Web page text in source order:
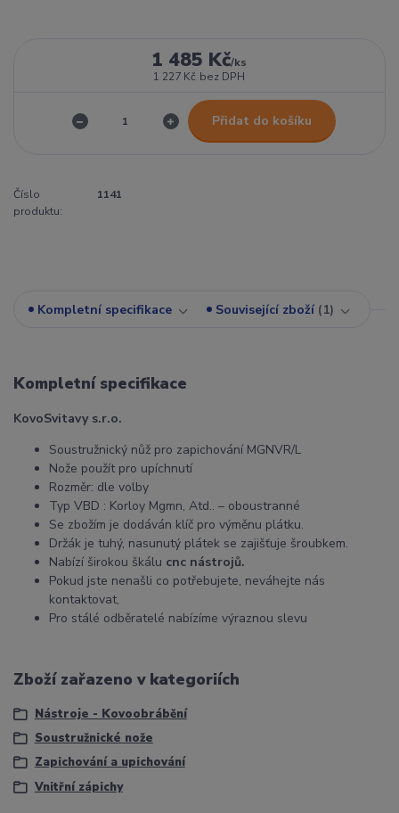
1 485 Kč/ks
1 227 Kč bez DPH
Přidat do košíku
Číslo
produktu:
1141
Kompletní specifikace Související zboží 1
Kompletní specifikace
KovoSvitavy s.r.o.
Soustružnický nůž pro zapichování MGNVR/L
Nože použít pro upíchnutí
Rozměr: dle volby
Typ VBD : Korloy Mgmn, Atd.. – oboustranné
Se zbožím je dodáván klíč pro výměnu plátku.
Držák je tuhý, nasunutý plátek se zajišťuje šroubkem.
Nabízí širokou škálu cnc nástrojů.
Pokud jste nenašli co potřebujete, neváhejte nás
kontaktovat,
Pro stálé odběratelé nabízíme výraznou slevu
Zboží zařazeno v kategoriích
Nástroje - Kovoobrábění
Soustružnické nože
Zapichování a upichování
Vnitřní zápichy